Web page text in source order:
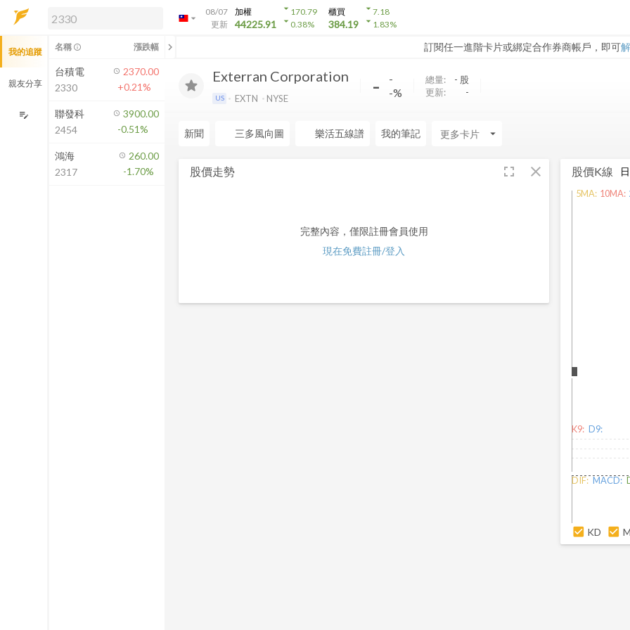
arrow_drop_down
08/07
更新
加權
44225.91
arrow_drop_down170.79
arrow_drop_down0.38%
櫃買
384.19
arrow_drop_down7.18
arrow_drop_down1.83%
訂閱任一進階卡片或綁定合作券商帳戶，即可
解鎖即時行情及進階功能
方案」，即可解鎖以下功能：
即時行情
即時市況與排行
成交金額熱力圖
前往方案訂閱
如何綁定合作券商
Exterran Corporation
US EXTN NYSE -
-
-%
總量: - 股
更新:
-
新聞 三多風向圖 樂活五線譜 我的筆記 arrow_drop_down
股價走勢 fullscreen close
完整內容，僅限註冊會員使用
現在免費註冊/登入
股價K線
5MA: 10MA:
K9: D9:
DIF: MACD:
KD
我的追蹤
親友分享
edit_note
名稱 info_outline 漲跌幅 chevron_left
台積電
2330
2370.00
+0.21%
聯發科
2454
3900.00
-0.51%
鴻海
2317
260.00
-1.70%